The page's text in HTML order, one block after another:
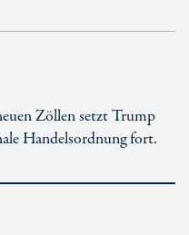
Zöllen setzt Trump
Handelsordnung fort.